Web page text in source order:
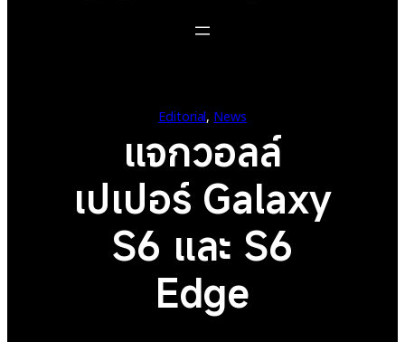
Editorial, News
แจกวอลล์
เปเปอร์ Galaxy
S6 และ S6
Edge